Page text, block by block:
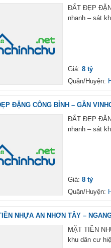
ĐẤT ĐẸP
nhanh – sát
Giá: 8 tỷ
Quận/Huyện:
ĐẶNG CÔNG BỈNH – GẦN
ĐẤT ĐẸP
nhanh – sát
Giá: 8 tỷ
Quận/Huyện:
NHỰA AN NHƠN TÂY –
MẶT TIỀN
khu dân cư